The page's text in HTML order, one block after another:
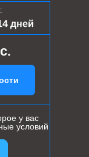
дней
у вас
условий